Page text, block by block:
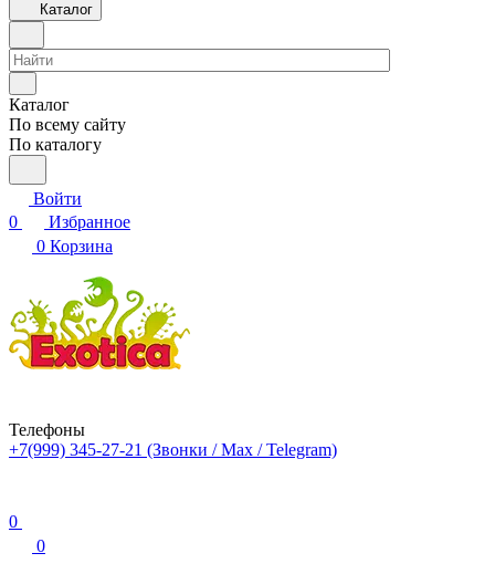
Каталог
Каталог
По всему сайту
По каталогу
Войти
0
Избранное
0 Корзина
Телефоны
+7(999) 345-27-21 (Звонки / Max / Telegram)
0
0